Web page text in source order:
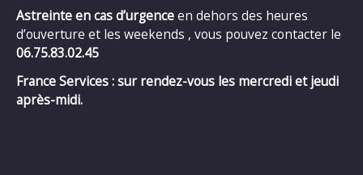
Astreinte en cas d’urgenceen dehors des heures
d’ouverture et les weekends , vous pouvez contacter le
06.75.83.02.45
France Services : sur rendez-vous les mercredi et jeudi
après-midi.